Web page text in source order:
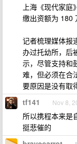
上海《现代家
缴出资额为 180
记者梳理媒体报
办过托幼所，后
示，尽管支持和
难，但必须在合
要原因是没有取
tf141 Nov 8,
所以携程本来是
挺悲催的